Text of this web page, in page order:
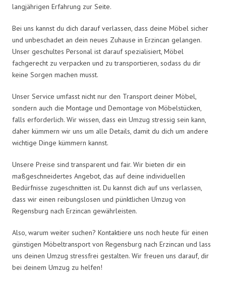
langjährigen Erfahrung zur Seite.
Bei uns kannst du dich darauf verlassen, dass deine Möbel sicher
und unbeschadet an dein neues Zuhause in Erzincan gelangen.
Unser geschultes Personal ist darauf spezialisiert, Möbel
fachgerecht zu verpacken und zu transportieren, sodass du dir
keine Sorgen machen musst.
Unser Service umfasst nicht nur den Transport deiner Möbel,
sondern auch die Montage und Demontage von Möbelstücken,
falls erforderlich. Wir wissen, dass ein Umzug stressig sein kann,
daher kümmern wir uns um alle Details, damit du dich um andere
wichtige Dinge kümmern kannst.
Unsere Preise sind transparent und fair. Wir bieten dir ein
maßgeschneidertes Angebot, das auf deine individuellen
Bedürfnisse zugeschnitten ist. Du kannst dich auf uns verlassen,
dass wir einen reibungslosen und pünktlichen Umzug von
Regensburg nach Erzincan gewährleisten.
Also, warum weiter suchen? Kontaktiere uns noch heute für einen
günstigen Möbeltransport von Regensburg nach Erzincan und lass
uns deinen Umzug stressfrei gestalten. Wir freuen uns darauf, dir
bei deinem Umzug zu helfen!